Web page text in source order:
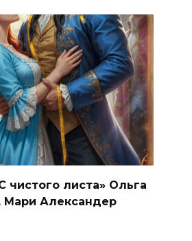
чистого листа» Ольга
Мари Александер